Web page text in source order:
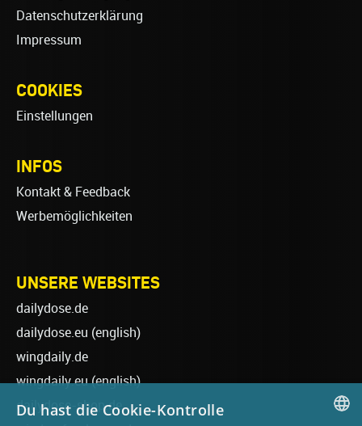
Datenschutzerklärung
Impressum
COOKIES
Einstellungen
INFOS
Kontakt & Feedback
Werbemöglichkeiten
UNSERE WEBSITES
dailydose.de
dailydose.eu (english)
wingdaily.de
wingdaily.eu(english)
dailydose-shop.de
Du hast die Cookie-Kontrolle